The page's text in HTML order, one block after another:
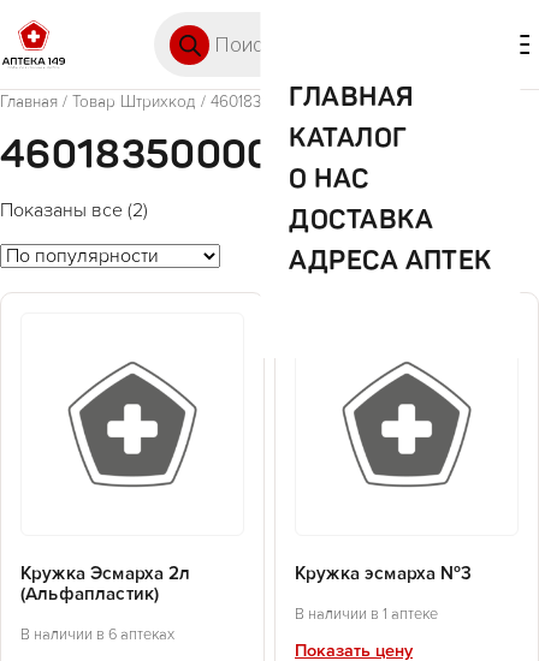
ГЛАВНАЯ
КАТАЛОГ
О НАС
ДОСТАВКА
АДРЕСА АПТЕК
Главная / Товар Штрихкод / 4601835000065
4601835000065
Показаны все (2)
Кружка Эсмарха 2л
(Альфапластик)
В наличии в 6 аптеках
Кружка эсмарха №3
В наличии в 1 аптеке
Показать цену